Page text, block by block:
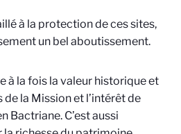
à la protection de ces sites,
un bel aboutissement.
à la fois la valeur historique et
la Mission et l’intérêt de
Bactriane. C’est aussi